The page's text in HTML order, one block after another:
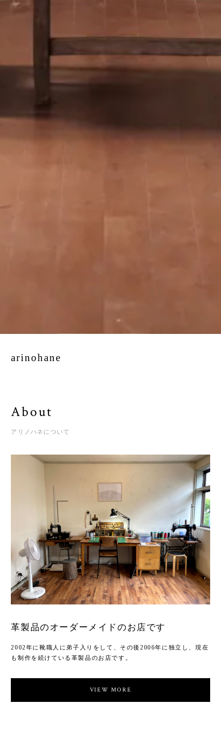
arinohane
About
アリノハネについて
革製品のオーダーメイドのお店です
2002年に靴職人に弟子入りをして、その後2006年に独立し、現在
も制作を続けている革製品のお店です。
VIEW MORE